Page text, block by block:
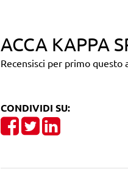
ACCA KAPPA
Recensisci per primo questo
CONDIVIDI SU:
Share on Facebook
TweetShare on